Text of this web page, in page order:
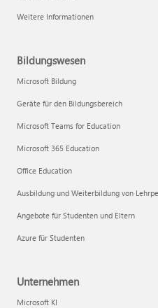
Weitere Informationen
Bildungswesen
Microsoft Bildung
Geräte für den Bildungsbereich
Microsoft Teams for Education
Microsoft 365 Education
Office Education
Ausbildung und Weiterbildung von
Angebote für Studenten und Eltern
Azure für Studenten
Unternehmen
Microsoft KI